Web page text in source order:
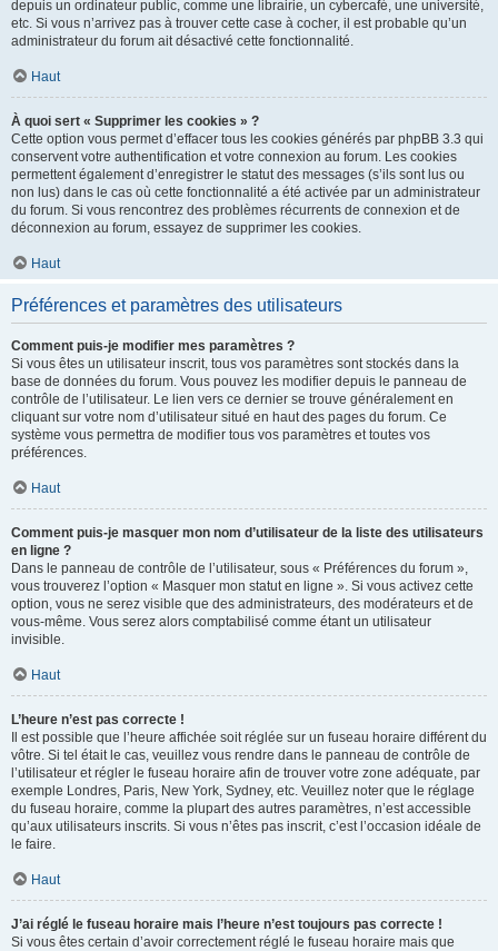
depuis un ordinateur public, comme une librairie, un cybercafé, une université,
etc. Si vous n’arrivez pas à trouver cette case à cocher, il est probable qu’un
administrateur du forum ait désactivé cette fonctionnalité.
Haut
À quoi sert « Supprimer les cookies » ?
Cette option vous permet d’effacer tous les cookies générés par phpBB 3.3 qui
conservent votre authentification et votre connexion au forum. Les cookies
permettent également d’enregistrer le statut des messages (s’ils sont lus ou
non lus) dans le cas où cette fonctionnalité a été activée par un administrateur
du forum. Si vous rencontrez des problèmes récurrents de connexion et de
déconnexion au forum, essayez de supprimer les cookies.
Haut
Préférences et paramètres des utilisateurs
Comment puis-je modifier mes paramètres ?
Si vous êtes un utilisateur inscrit, tous vos paramètres sont stockés dans la
base de données du forum. Vous pouvez les modifier depuis le panneau de
contrôle de l’utilisateur. Le lien vers ce dernier se trouve généralement en
cliquant sur votre nom d’utilisateur situé en haut des pages du forum. Ce
système vous permettra de modifier tous vos paramètres et toutes vos
préférences.
Haut
Comment puis-je masquer mon nom d’utilisateur de la liste des utilisateurs
en ligne ?
Dans le panneau de contrôle de l’utilisateur, sous « Préférences du forum »,
vous trouverez l’option « Masquer mon statut en ligne ». Si vous activez cette
option, vous ne serez visible que des administrateurs, des modérateurs et de
vous-même. Vous serez alors comptabilisé comme étant un utilisateur
invisible.
Haut
L’heure n’est pas correcte !
Il est possible que l’heure affichée soit réglée sur un fuseau horaire différent du
vôtre. Si tel était le cas, veuillez vous rendre dans le panneau de contrôle de
l’utilisateur et régler le fuseau horaire afin de trouver votre zone adéquate, par
exemple Londres, Paris, New York, Sydney, etc. Veuillez noter que le réglage
du fuseau horaire, comme la plupart des autres paramètres, n’est accessible
qu’aux utilisateurs inscrits. Si vous n’êtes pas inscrit, c’est l’occasion idéale de
le faire.
Haut
J’ai réglé le fuseau horaire mais l’heure n’est toujours pas correcte !
Si vous êtes certain d’avoir correctement réglé le fuseau horaire mais que